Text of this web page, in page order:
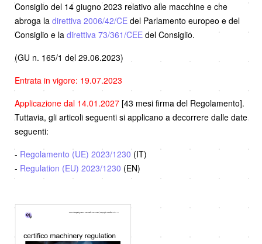
Consiglio del 14 giugno 2023 relativo alle macchine e che
abroga la direttiva 2006/42/CE del Parlamento europeo e del
Consiglio e la direttiva 73/361/CEE del Consiglio.
(GU n. 165/1 del 29.06.2023)
Entrata in vigore: 19.07.2023
Applicazione dal 14.01.2027 [43 mesi firma del Regolamento].
Tuttavia, gli articoli seguenti si applicano a decorrere dalle date
seguenti:
- Regolamento (UE) 2023/1230 (IT)
- Regulation (EU) 2023/1230 (EN)